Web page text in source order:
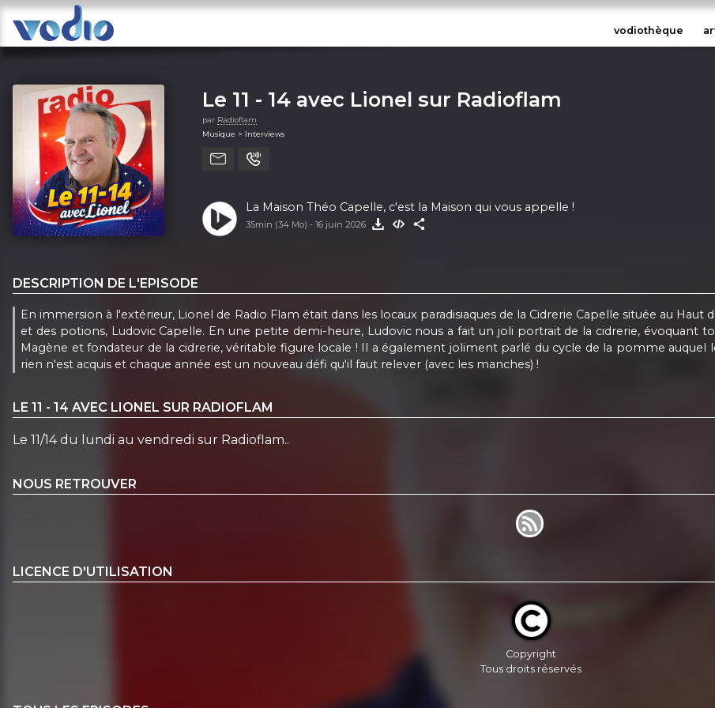
vodiothèque
Le 11 - 14 avec Lionel sur Radioflam
par Radioflam
Musique > Interviews
La Maison Théo Capelle, c'est la Maison qui vous appelle !
35min (34 Mo) - 16 juin 2026
DESCRIPTION DE L'EPISODE
En immersion à l'extérieur, Lionel de Radio Flam était dans les locaux paradisiaques de la Cidrerie Capelle située au
et des potions, Ludovic Capelle. En une petite demi-heure, Ludovic nous a fait un joli portrait de la cidrerie, évoquant
Magène et fondateur de la cidrerie, véritable figure locale ! Il a également joliment parlé du cycle de la pomme auquel
rien n'est acquis et chaque année est un nouveau défi qu'il faut relever (avec les manches) !
LE 11 - 14 AVEC LIONEL SUR RADIOFLAM
Le 11/14 du lundi au vendredi sur Radioflam..
NOUS RETROUVER
LICENCE D'UTILISATION
Copyright
Tous droits réservés